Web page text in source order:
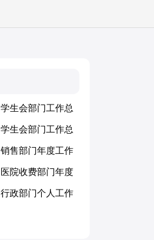
学生会部门工作总
结
学生会部门工作总
结
销售部门年度工作
总结
医院收费部门年度
总结
行政部门个人工作